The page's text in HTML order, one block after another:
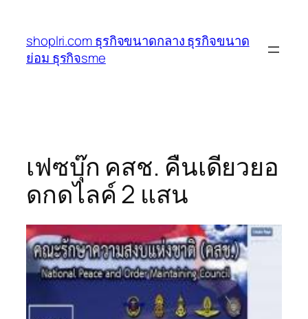
เนื้อหา
shoplri.com ธุรกิจขนาดกลาง ธุรกิจขนาด
ย่อม ธุรกิจsme
เฟซบุ๊ก คสช. คืนเดียวยอ
ดกดไลค์ 2 แสน